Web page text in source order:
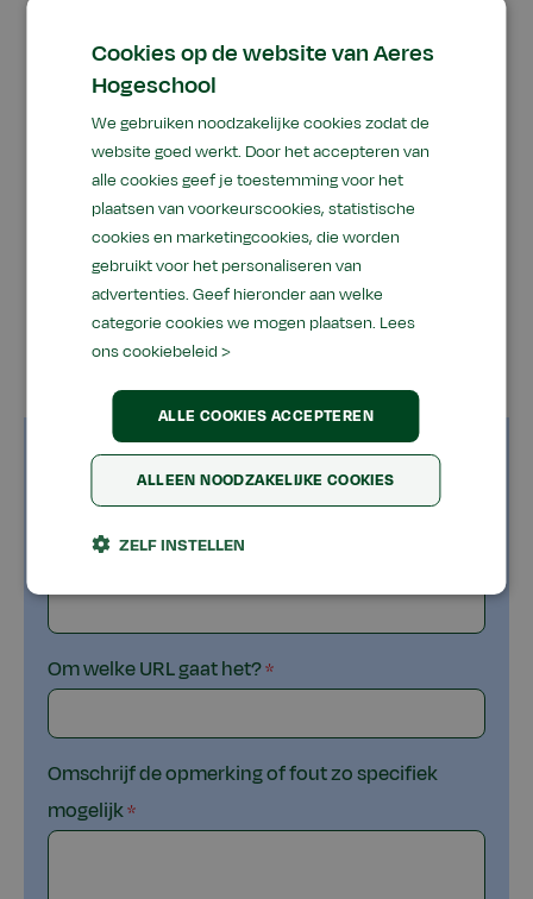
gewenste informatie te vinden.
Als de problemen aanhouden of als je van
mening bent dat dit een fout is, neem dan
alsjeblieft contact met ons op via onderstaand
contactformulier. We zullen het probleem zo
snel mogelijk onderzoeken. Onze excuses voor
het ongemak en dank voor je begrip.
Naam
Om welke URL gaat het?
Omschrijf de opmerking of fout zo specifiek
mogelijk
Cookies op de website van Aeres
Hogeschool
We gebruiken noodzakelijke cookies zodat de
website goed werkt. Door het accepteren van
alle cookies geef je toestemming voor het
plaatsen van voorkeurscookies, statistische
cookies en marketingcookies, die worden
gebruikt voor het personaliseren van
advertenties. Geef hieronder aan welke
categorie cookies we mogen plaatsen. Lees
ons cookiebeleid >
ALLE COOKIES ACCEPTEREN
ALLEEN NOODZAKELIJKE COOKIES
ZELF INSTELLEN